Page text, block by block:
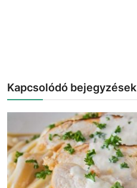
Kapcsolódó bejegyzések